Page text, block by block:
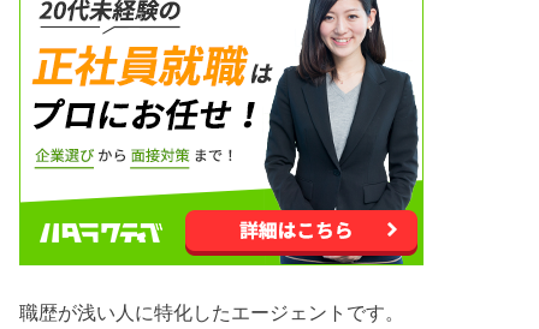
職歴が浅い人に特化したエージェントです。